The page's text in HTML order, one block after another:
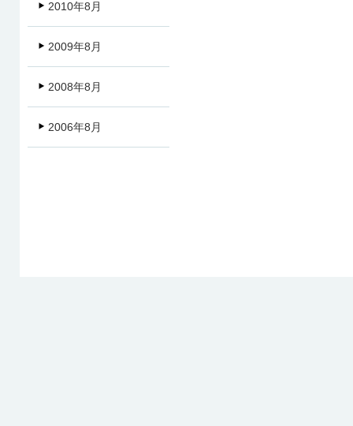
2010年8月
2009年8月
2008年8月
2006年8月